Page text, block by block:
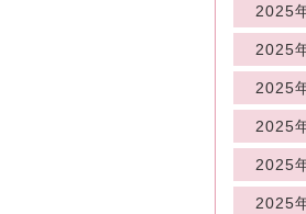
2025
2025
2025
2025
2025
2025